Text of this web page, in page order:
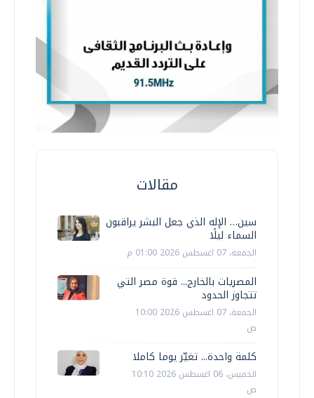
مقالات
سين… الإله الذي جعل البشر يراقبون
السماء ليلًا
الجمعة، 07 اغسطس 2026 01:00 م
المصريات بالخارج... قوة مصر التي
تتجاوز الحدود
الجمعة، 07 اغسطس 2026 10:00
ص
كلمة واحدة... تغيّر يوما كاملا
الخميس، 06 اغسطس 2026 10:10
ص